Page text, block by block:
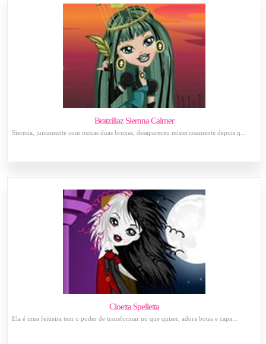
Bratzillaz Siernna Calmer
Siernna, juntamente com outras duas bruxas, desapareceu misteriosamente depois q...
Cloetta Spelletta
Ela é uma feitieira tem o poder de transformar no que quiser, adora botas e capa...